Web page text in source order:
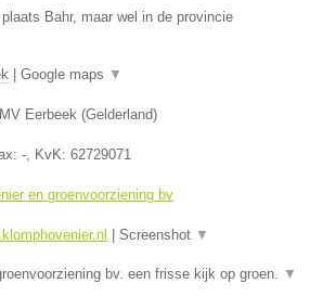
Bahr, maar wel in de provincie
Google maps ▼
Eerbeek (Gelderland)
-, KvK: 62729071
en groenvoorziening bv
Screenshot ▼
bv. een frisse kijk op groen. ▼